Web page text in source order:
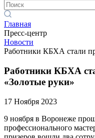
Главная
Пресс-центр
Новости
Работники КБХА стали
Работники КБХА
«Золотые руки»
17 Ноября 2023
9 ноября в Воронеже
профессионального